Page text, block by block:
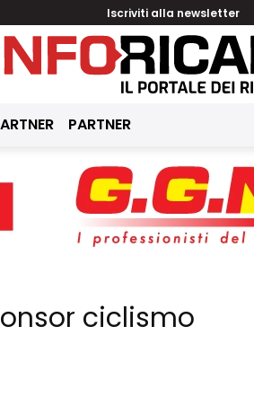
Iscriviti alla newsletter
PARTNER
ciclismo